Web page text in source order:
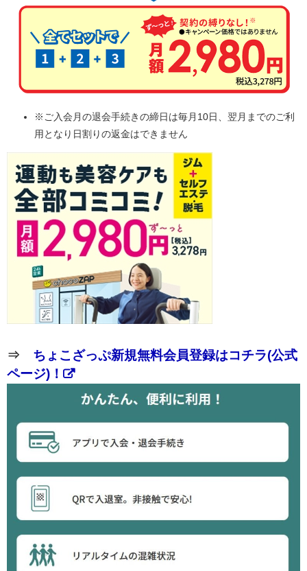
※ご入会月の退会手続きの締日は毎月10日、翌月までのご利
用となり日割りの返金はできません
⇒ ちょこざっぷ新規無料会員登録はコチラ(公式
ページ)！